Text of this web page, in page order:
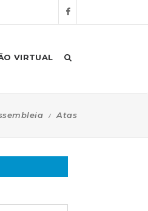
VIRTUAL
Atas